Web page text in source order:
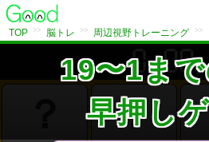
TOP >> 脳トレ >> 周辺視野トレーニング >>
19〜1ま
早押し
分
？